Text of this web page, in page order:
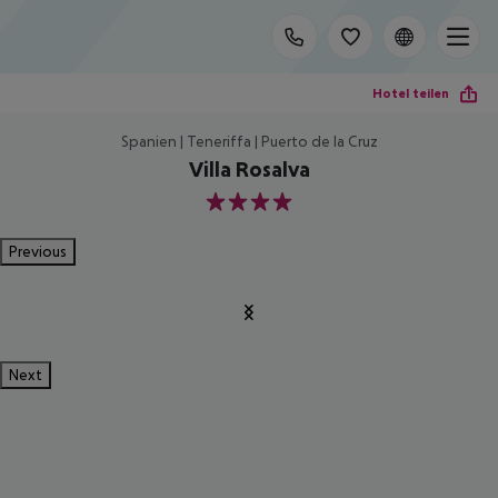
Hotel teilen
Spanien | Teneriffa | Puerto de la Cruz
Villa Rosalva
4
Previous
Next